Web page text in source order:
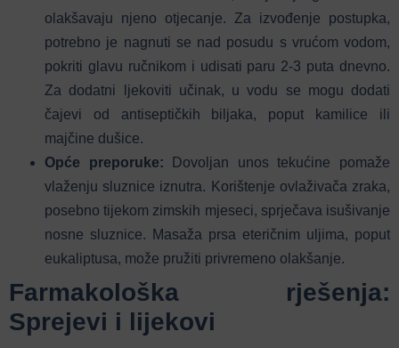
olakšavaju njeno otjecanje. Za izvođenje postupka,
potrebno je nagnuti se nad posudu s vrućom vodom,
pokriti glavu ručnikom i udisati paru 2-3 puta dnevno.
Za dodatni ljekoviti učinak, u vodu se mogu dodati
čajevi od antiseptičkih biljaka, poput kamilice ili
majčine dušice.
Opće preporuke: Dovoljan unos tekućine pomaže
vlaženju sluznice iznutra. Korištenje ovlaživača zraka,
posebno tijekom zimskih mjeseci, sprječava isušivanje
nosne sluznice.
Masaža prsa eteričnim uljima, poput
eukaliptusa, može pružiti privremeno olakšanje.
Farmakološka rješenja:
Sprejevi i lijekovi